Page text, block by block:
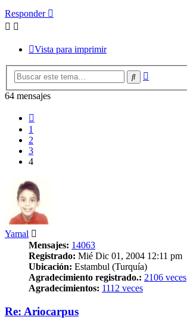
Responder
Vista para imprimir
Buscar
64 mensajes
1
2
3
4
Yamal
Mensajes: 14063
Registrado: Mié Dic 01, 2004 12:11 pm
Ubicación: Estambul (Turquía)
Agradecimiento registrado.: 2106 veces
Agradecimientos: 1112 veces
Re: Ariocarpus